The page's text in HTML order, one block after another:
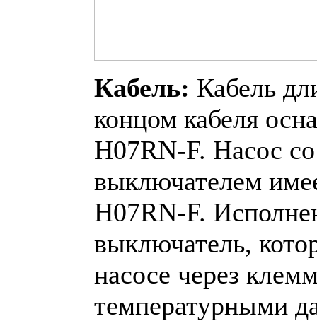
Кабель: Кабель
концом кабеля
H07RN-F. Насос
выключателем
H07RN-F.
выключатель,
насосе через
температурными